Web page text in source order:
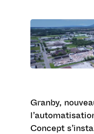
Granby,
Concept